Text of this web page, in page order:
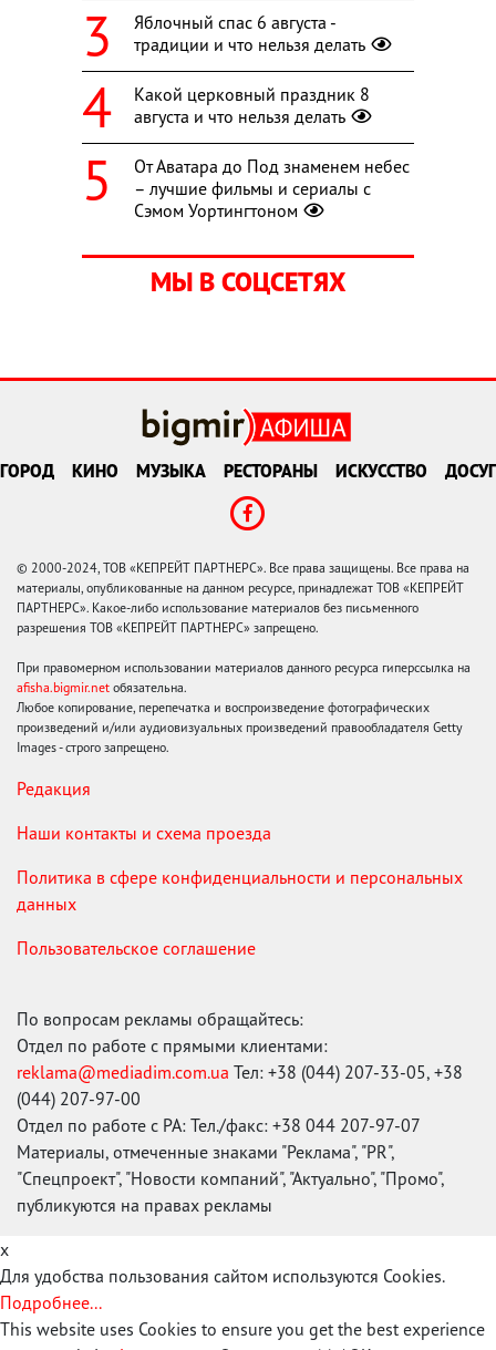
Яблочный спас 6 августа -
традиции и что нельзя делать
Какой церковный праздник 8
августа и что нельзя делать
От Аватара до Под знаменем небес
– лучшие фильмы и сериалы с
Сэмом Уортингтоном
МЫ В СОЦСЕТЯХ
ГОРОД КИНО МУЗЫКА РЕСТОРАНЫ ИСКУССТВО ДОСУГ
© 2000-2024, ТОВ «КЕПРЕЙТ ПАРТНЕРС». Все права защищены. Все права на
материалы, опубликованные на данном ресурсе, принадлежат ТОВ «КЕПРЕЙТ
ПАРТНЕРС». Какое-либо использование материалов без письменного
разрешения ТОВ «КЕПРЕЙТ ПАРТНЕРС» запрещено.
При правомерном использовании материалов данного ресурса гиперссылка на
afisha.bigmir.net обязательна.
Любое копирование, перепечатка и воспроизведение фотографических
произведений и/или аудиовизуальных произведений правообладателя Getty
Images - строго запрещено.
Редакция
Наши контакты и схема проезда
Политика в сфере конфиденциальности и персональных
данных
Пользовательское соглашение
По вопросам рекламы обращайтесь:
Отдел по работе с прямыми клиентами:
reklama@mediadim.com.ua Тел: +38 (044) 207-33-05, +38
(044) 207-97-00
Отдел по работе с РА: Тел./факс: +38 044 207-97-07
Материалы, отмеченные знаками "Реклама", "PR",
"Спецпроект", "Новости компаний", "Актуально", "Промо",
публикуются на правах рекламы
x
Для удобства пользования сайтом используются Cookies.
Подробнее...
This website uses Cookies to ensure you get the best experience